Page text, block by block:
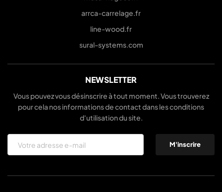
arrca-carrelage.fr
line-wood.fr
sural-systems.com
NEWSLETTER
Vous pouvez vous désinscrire à tout moment. Vous trouverez
pour cela nos informations de contact dans les conditions
d'utilisation du site.